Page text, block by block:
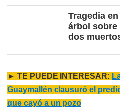
Tragedia
árbol sobre
dos
► TE PUEDE INTERESAR:
Guaymallén clausuró el
que cayó a un pozo